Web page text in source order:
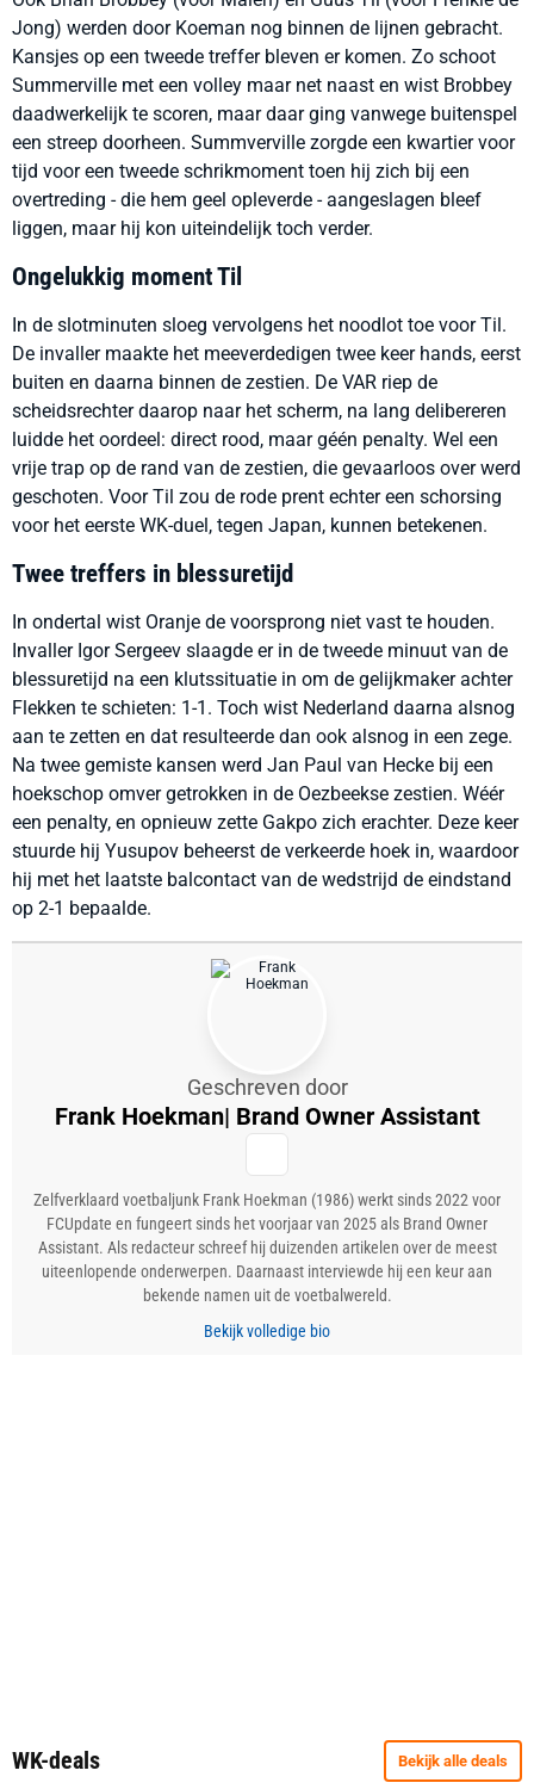
Jong) werden door Koeman nog binnen de lijnen gebracht.
Kansjes op een tweede treffer bleven er komen. Zo schoot
Summerville met een volley maar net naast en wist Brobbey
daadwerkelijk te scoren, maar daar ging vanwege buitenspel
een streep doorheen. Summverville zorgde een kwartier voor
tijd voor een tweede schrikmoment toen hij zich bij een
overtreding - die hem geel opleverde - aangeslagen bleef
liggen, maar hij kon uiteindelijk toch verder.
Ongelukkig moment Til
In de slotminuten sloeg vervolgens het noodlot toe voor Til.
De invaller maakte het meeverdedigen twee keer hands, eerst
buiten en daarna binnen de zestien. De VAR riep de
scheidsrechter daarop naar het scherm, na lang delibereren
luidde het oordeel: direct rood, maar géén penalty. Wel een
vrije trap op de rand van de zestien, die gevaarloos over werd
geschoten. Voor Til zou de rode prent echter een schorsing
voor het eerste WK-duel, tegen Japan, kunnen betekenen.
Twee treffers in blessuretijd
In ondertal wist Oranje de voorsprong niet vast te houden.
Invaller Igor Sergeev slaagde er in de tweede minuut van de
blessuretijd na een klutssituatie in om de gelijkmaker achter
Flekken te schieten: 1-1. Toch wist Nederland daarna alsnog
aan te zetten en dat resulteerde dan ook alsnog in een zege.
Na twee gemiste kansen werd Jan Paul van Hecke bij een
hoekschop omver getrokken in de Oezbeekse zestien. Wéér
een penalty, en opnieuw zette Gakpo zich erachter. Deze keer
stuurde hij Yusupov beheerst de verkeerde hoek in, waardoor
hij met het laatste balcontact van de wedstrijd de eindstand
op 2-1 bepaalde.
Geschreven door
Frank Hoekman| Brand Owner Assistant
Zelfverklaard voetbaljunk Frank Hoekman (1986) werkt sinds 2022 voor
FCUpdate en fungeert sinds het voorjaar van 2025 als Brand Owner
Assistant. Als redacteur schreef hij duizenden artikelen over de meest
uiteenlopende onderwerpen. Daarnaast interviewde hij een keur aan
bekende namen uit de voetbalwereld.
Bekijk volledige bio
WK-deals Bekijk alle deals